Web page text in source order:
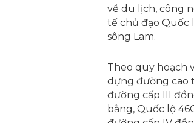
về du lịch, công
tế chủ đạo Quốc
sông Lam.
Theo quy hoạch
dựng đường cao
đường cấp III
bằng, Quốc lộ